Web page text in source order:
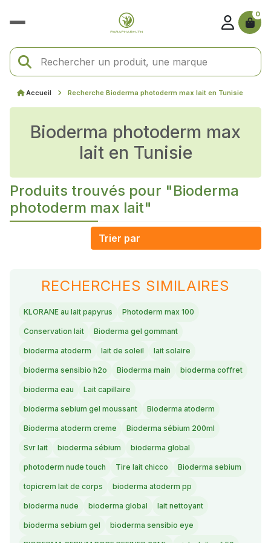
0
Accueil Recherche Bioderma photoderm max lait en Tunisie
Bioderma photoderm max
lait en Tunisie
Produits trouvés pour "Bioderma
photoderm max lait"
RECHERCHES SIMILAIRES
KLORANE au lait papyrus Photoderm max 100
Conservation lait Bioderma gel gommant
bioderma atoderm lait de soleil lait solaire
bioderma sensibio h2o Bioderma main bioderma coffret
bioderma eau Lait capillaire
bioderma sebium gel moussant Bioderma atoderm
Bioderma atoderm creme Bioderma sébium 200ml
Svr lait bioderma sébium bioderma global
photoderm nude touch Tire lait chicco Bioderma sebium
topicrem lait de corps bioderma atoderm pp
bioderma nude bioderma global lait nettoyant
bioderma sebium gel bioderma sensibio eye